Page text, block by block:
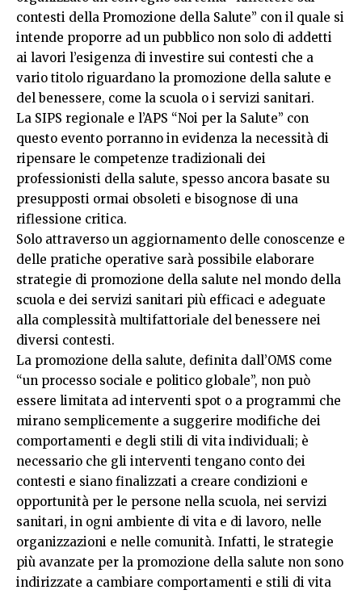
contesti della Promozione della Salute” con il quale si
intende proporre ad un pubblico non solo di addetti
ai lavori l’esigenza di investire sui contesti che a
vario titolo riguardano la promozione della salute e
del benessere, come la scuola o i servizi sanitari.
La SIPS regionale e l’APS “Noi per la Salute” con
questo evento porranno in evidenza la necessità di
ripensare le competenze tradizionali dei
professionisti della salute, spesso ancora basate su
presupposti ormai obsoleti e bisognose di una
riflessione critica.
Solo attraverso un aggiornamento delle conoscenze e
delle pratiche operative sarà possibile elaborare
strategie di promozione della salute nel mondo della
scuola e dei servizi sanitari più efficaci e adeguate
alla complessità multifattoriale del benessere nei
diversi contesti.
La promozione della salute, definita dall’OMS come
“un processo sociale e politico globale”, non può
essere limitata ad interventi spot o a programmi che
mirano semplicemente a suggerire modifiche dei
comportamenti e degli stili di vita individuali; è
necessario che gli interventi tengano conto dei
contesti e siano finalizzati a creare condizioni e
opportunità per le persone nella scuola, nei servizi
sanitari, in ogni ambiente di vita e di lavoro, nelle
organizzazioni e nelle comunità. Infatti, le strategie
più avanzate per la promozione della salute non sono
indirizzate a cambiare comportamenti e stili di vita